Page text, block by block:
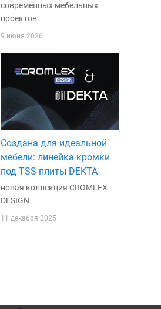
современных мебельных
проектов
9 июня 2026
Создана для идеальной
мебели: линейка кромки
под TSS-плиты DEKTA
новая коллекция CROMLEX
DESIGN
11 декабря 2025